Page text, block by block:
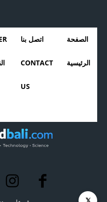
الصفحة
الرئيسية
اتصل بنا
CONTACT
US
𝕏